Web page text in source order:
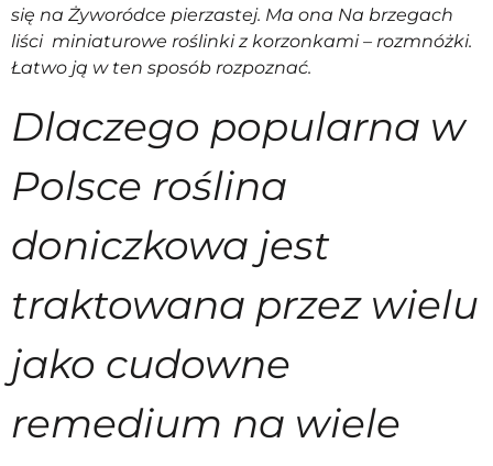
się na Żyworódce pierzastej. Ma ona Na brzegach
liści miniaturowe roślinki z korzonkami – rozmnóżki.
Łatwo ją w ten sposób rozpoznać.
Dlaczego popularna w
Polsce roślina
doniczkowa jest
traktowana przez wielu
jako cudowne
remedium na wiele